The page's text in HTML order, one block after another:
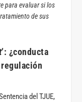
para evaluar si los
de sus
’: ¿conducta
del TJUE,